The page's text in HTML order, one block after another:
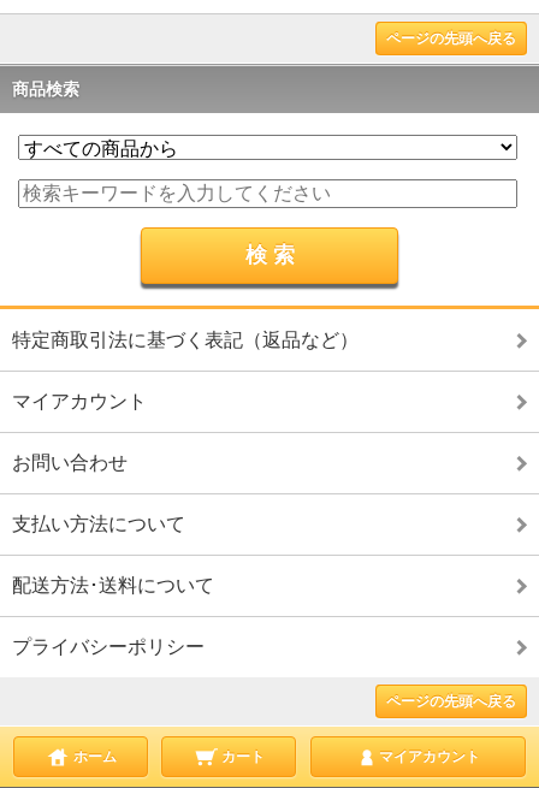
ページの先頭へ戻る
商品検索
特定商取引法に基づく表記（返品など）
マイアカウント
お問い合わせ
支払い方法について
配送方法･送料について
プライバシーポリシー
ページの先頭へ戻る
ホーム カート マイアカウント